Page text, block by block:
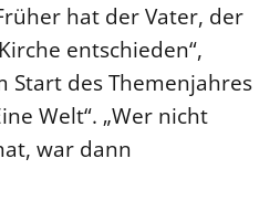
hat der Vater, der
entschieden“,
Start des Themenjahres
Welt“. „Wer nicht
war dann